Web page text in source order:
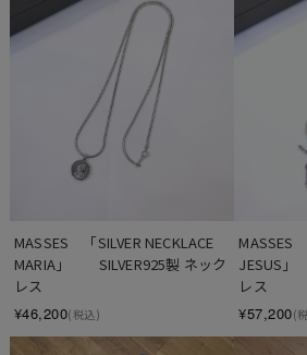
MASSES　「SILVER NECKLACE
MARIA」　　SILVER925製 ネック
レス
¥46,200(税込)
MASSES
JESUS」
レス
¥57,200(